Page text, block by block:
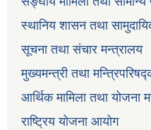
स्थानिय शासन तथा
सूचना तथा संचार मन्त्रालय
मुख्यमन्त्री तथा
आर्थिक मामिला तथा योजना
राष्ट्रिय योजना आयोग